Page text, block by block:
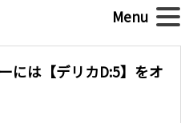
には【デリカD:5】をオ